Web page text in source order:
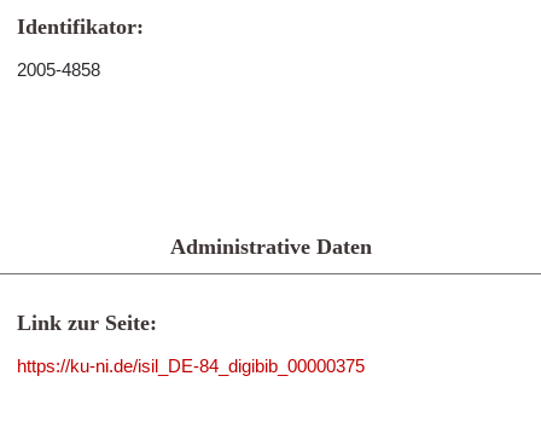
Identifikator:
2005-4858
Administrative Daten
Link zur Seite:
https://ku-ni.de/isil_DE-84_digibib_00000375